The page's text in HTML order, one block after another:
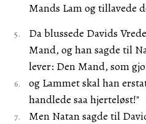
Mands Lam og tillavede
Da blussede Davids
Mand, og han sagde til
lever: Den Mand, som
og Lammet skal han
handlede saa hjerteløst!"
Men Natan sagde til